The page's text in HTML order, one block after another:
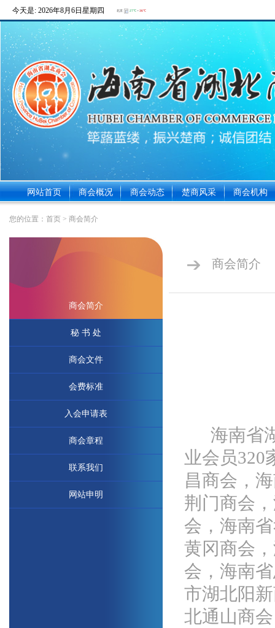
今天是: 2026年8月6日星期四
网站首页 商会概况 商会动态 楚商风采 商会机构
您的位置： 首页 > 商会简介
商会简介
秘 书 处
商会文件
会费标准
入会申请表
商会章程
联系我们
网站申明
商会简介
海南省
业会员320
昌商会，
荆门商会
会，海南
黄冈商会
会，海南
市湖北阳
北通山商